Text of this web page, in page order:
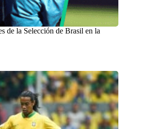
de la Selección de Brasil en la